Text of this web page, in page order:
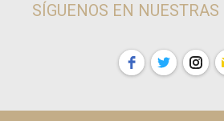
SÍGUENOS EN NUESTRAS